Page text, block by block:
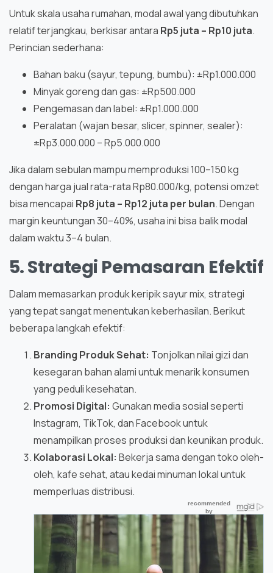
Untuk skala usaha rumahan, modal awal yang dibutuhkan
relatif terjangkau, berkisar antara Rp5 juta – Rp10 juta.
Perincian sederhana:
Bahan baku (sayur, tepung, bumbu): ±Rp1.000.000
Minyak goreng dan gas: ±Rp500.000
Pengemasan dan label: ±Rp1.000.000
Peralatan (wajan besar, slicer, spinner, sealer):
±Rp3.000.000 – Rp5.000.000
Jika dalam sebulan mampu memproduksi 100–150 kg
dengan harga jual rata-rata Rp80.000/kg, potensi omzet
bisa mencapai Rp8 juta – Rp12 juta per bulan. Dengan
margin keuntungan 30–40%, usaha ini bisa balik modal
dalam waktu 3–4 bulan.
5. Strategi Pemasaran Efektif
Dalam memasarkan produk keripik sayur mix, strategi
yang tepat sangat menentukan keberhasilan. Berikut
beberapa langkah efektif:
Branding Produk Sehat: Tonjolkan nilai gizi dan
kesegaran bahan alami untuk menarik konsumen
yang peduli kesehatan.
Promosi Digital: Gunakan media sosial seperti
Instagram, TikTok, dan Facebook untuk
menampilkan proses produksi dan keunikan produk.
Kolaborasi Lokal: Bekerja sama dengan toko oleh-
oleh, kafe sehat, atau kedai minuman lokal untuk
memperluas distribusi.